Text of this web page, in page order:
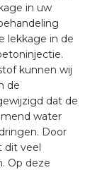
in uw
lekkage in de
kunnen wij
de
dat de
water
Door
dit veel
Op deze